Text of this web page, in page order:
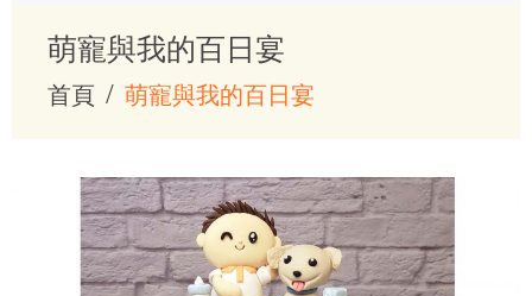
萌寵與我的百日宴
首頁 萌寵與我的百日宴